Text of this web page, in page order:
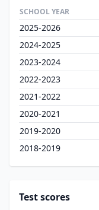
SCHOOL YEAR
2025-2026
2024-2025
2023-2024
2022-2023
2021-2022
2020-2021
2019-2020
2018-2019
Test scores